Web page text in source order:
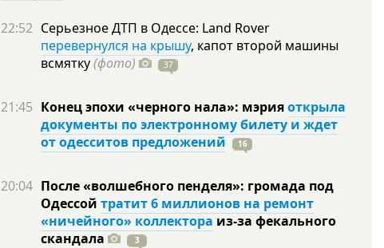
22:52 Серьезное ДТП в Одессе: Land Rover
перевернулся на крышу, капот второй машины
всмятку(фото) 37
21:45 Конец эпохи «черного нала»: мэрияоткрыла
документы по электронному билету и ждет
от одесситов предложений
16
20:04 После «волшебного пенделя»: громада под
Одессой тратит 6 миллионов на ремонт
«ничейного» коллектора из-за фекального
скандала
3